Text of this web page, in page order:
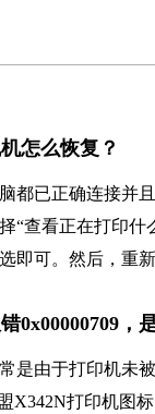
怎么恢复？
都已正确连接并
“查看正在打印
即可。然后，重
0x00000709，
是由于打印机
X342N打印机图